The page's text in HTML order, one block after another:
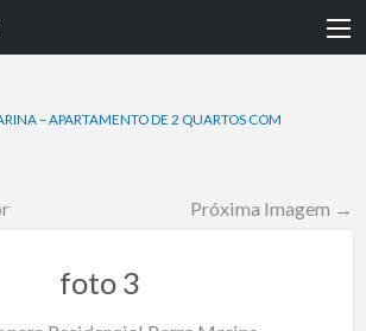
– APARTAMENTO DE 2 QUARTOS COM
Próxima Imagem →
foto 3